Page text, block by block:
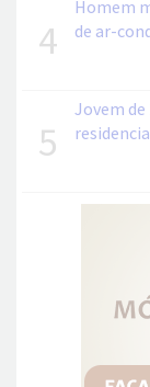
4
Homem
de ar-
5
Jovem de